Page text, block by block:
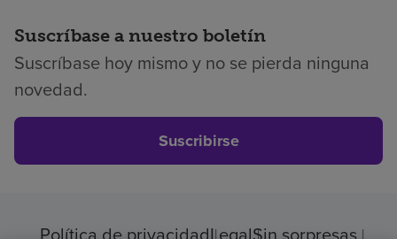
Suscríbase a nuestro boletín
Suscríbase hoy mismo y no se pierda ninguna
novedad.
Suscribirse